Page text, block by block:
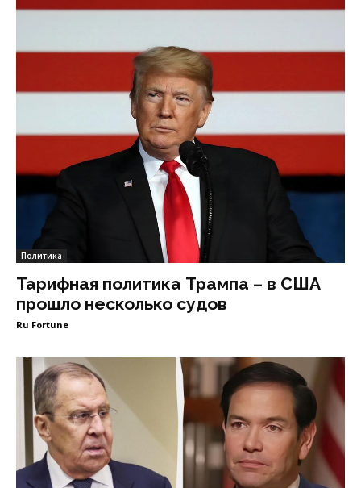
Политика
Тарифная политика Трампа – в США
прошло несколько судов
Ru Fortune